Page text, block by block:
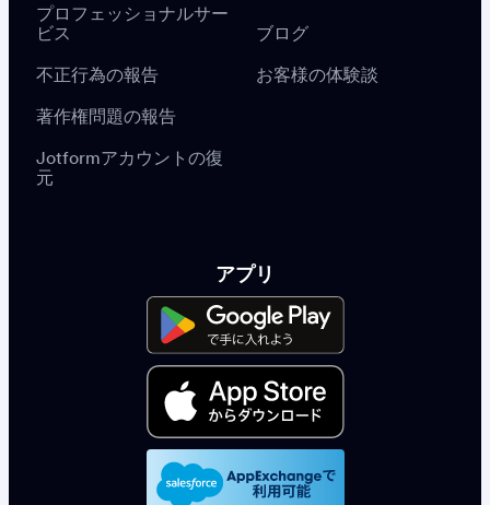
プロフェッショナルサー
ビス
不正行為の報告
著作権問題の報告
Jotformアカウントの復
元
ブログ
お客様の体験談
アプリ